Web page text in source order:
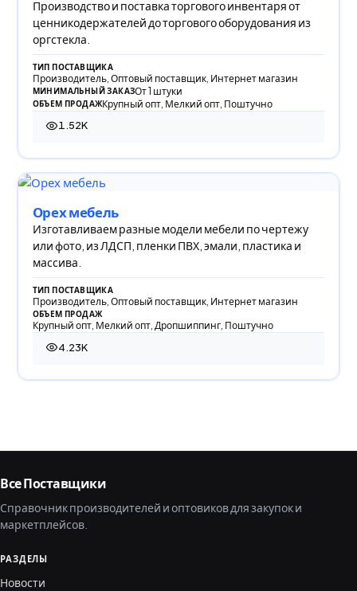
Производство и поставка торгового инвентаря от
ценникодержателей до торгового оборудования из
оргстекла.
ТИП ПОСТАВЩИКА
Производитель, Оптовый поставщик, Интернет магазин
МИНИМАЛЬНЫЙ ЗАКАЗОт 1 штуки
ОБЪЕМ ПРОДАЖКрупный опт, Мелкий опт, Поштучно
1.52K
1 519 просмотров
Орех мебель
Изготавливаем разные модели мебели по чертежу
или фото, из ЛДСП, пленки ПВХ, эмали, пластика и
массива.
ТИП ПОСТАВЩИКА
Производитель, Оптовый поставщик, Интернет магазин
ОБЪЕМ ПРОДАЖ
Крупный опт, Мелкий опт, Дропшиппинг, Поштучно
4.23K
4 230 просмотров
Все Поставщики
Справочник производителей и оптовиков для закупок и
маркетплейсов.
РАЗДЕЛЫ
Новости